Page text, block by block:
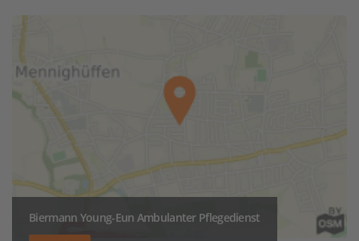
Biermann Young-Eun Ambulanter Pflegedienst